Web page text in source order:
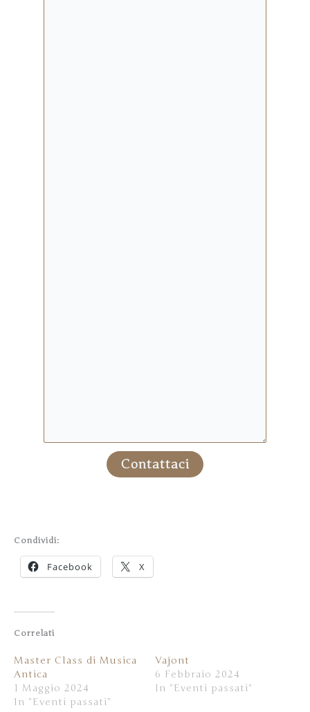
Contattaci
Condividi:
Facebook X
Correlati
Master Class di Musica
Antica
1 Maggio 2024
In "Eventi passati"
Vajont
6 Febbraio 2024
In "Eventi passati"